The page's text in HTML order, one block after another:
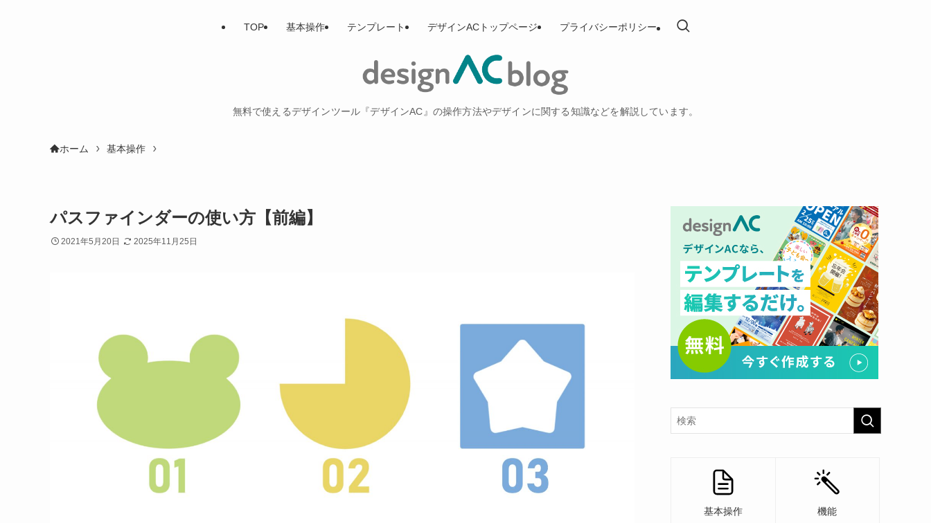
無料で使えるデザインツール『デザインAC』の操作方法やデザインに関する知識などを解説しています。
TOP 基本操作 テンプレート デザインACトップページ プライバシーポリシー
ホーム 基本操作
パスファインダーの使い方【前編】
2021年5月20日 2025年11月25日
基本操作 機能